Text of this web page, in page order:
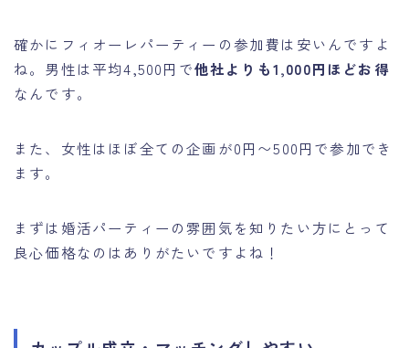
確かにフィオーレパーティーの参加費は安いんですよ
ね。男性は平均4,500円で他社よりも1,000円ほどお得
なんです。
また、女性はほぼ全ての企画が0円〜500円で参加でき
ます。
まずは婚活パーティーの雰囲気を知りたい方にとって
良心価格なのはありがたいですよね！